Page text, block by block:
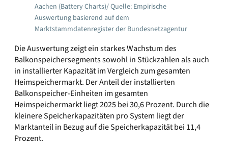
Aachen (Battery Charts)/ Quelle: Empirische
Auswertung basierend auf dem
Marktstammdatenregister der Bundesnetzagentur
Die Auswertung zeigt ein starkes Wachstum des
Balkonspeichersegments sowohl in Stückzahlen als auch
in installierter Kapazität im Vergleich zum gesamten
Heimspeichermarkt. Der Anteil der installierten
Balkonspeicher-Einheiten im gesamten
Heimspeichermarkt liegt 2025 bei 30,6 Prozent. Durch die
kleinere Speicherkapazitäten pro System liegt der
Marktanteil in Bezug auf die Speicherkapazität bei 11,4
Prozent.